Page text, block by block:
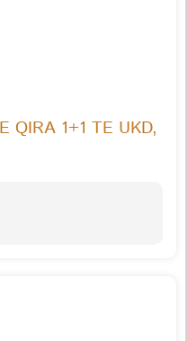
QIRA 1+1 TE UKD,